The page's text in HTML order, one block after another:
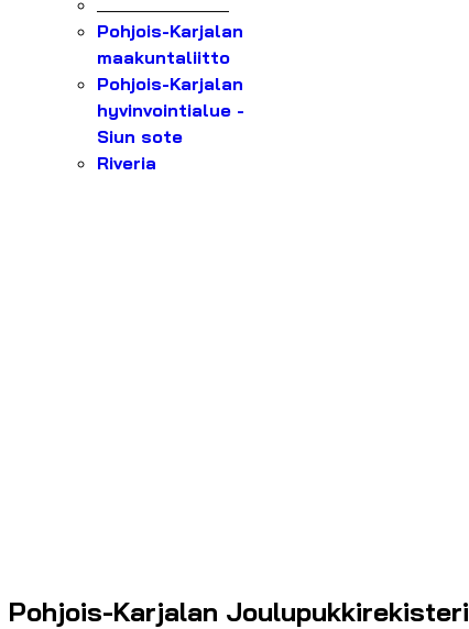
Pohjois-Karjalan
maakuntaliitto
Pohjois-Karjalan
hyvinvointialue -
Siun sote
Riveria
Pohjois-Karjalan Joulupukkirekisteri